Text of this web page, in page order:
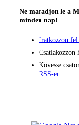
Ne maradjon le a
minden nap!
Iratkozzon
Csatlakozzon
Kövesse
RSS-en